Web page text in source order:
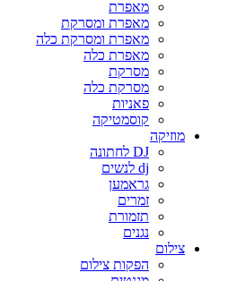
מאפרת
מאפרת ומסרקת
מאפרת ומסרקת כלה
מאפרת כלה
מסרקת
מסרקת כלה
פאניות
קוסמטיקה
מוזיקה
DJ לחתונה
dj לנשים
גראמען
זמרים
תזמורת
נגנים
צילום
הפקות צילום